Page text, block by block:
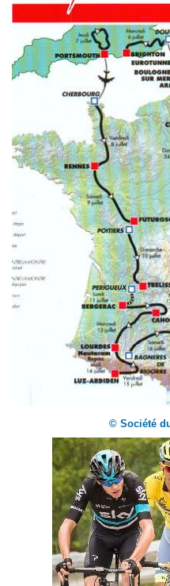
© Société